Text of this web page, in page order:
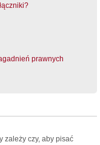
prawnych
zależy czy, aby pisać